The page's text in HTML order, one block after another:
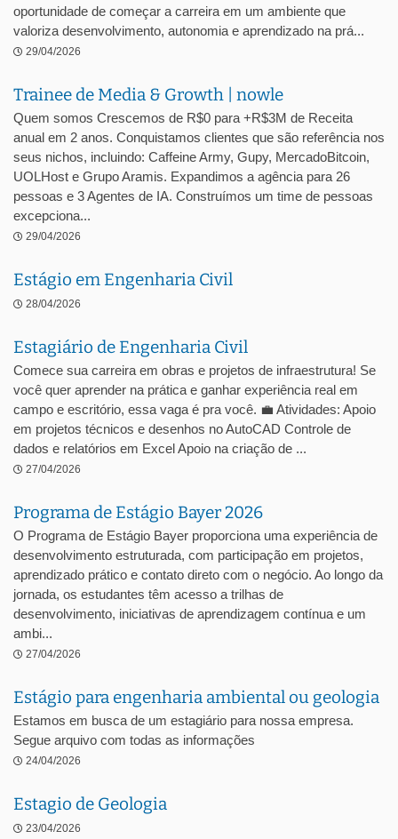
oportunidade de começar a carreira em um ambiente que
valoriza desenvolvimento, autonomia e aprendizado na prá...
29/04/2026
Trainee de Media & Growth | nowle
Quem somos Crescemos de R$0 para +R$3M de Receita
anual em 2 anos. Conquistamos clientes que são referência nos
seus nichos, incluindo: Caffeine Army, Gupy, MercadoBitcoin,
UOLHost e Grupo Aramis. Expandimos a agência para 26
pessoas e 3 Agentes de IA. Construímos um time de pessoas
excepciona...
29/04/2026
Estágio em Engenharia Civil
28/04/2026
Estagiário de Engenharia Civil
Comece sua carreira em obras e projetos de infraestrutura! Se
você quer aprender na prática e ganhar experiência real em
campo e escritório, essa vaga é pra você. 💼 Atividades: Apoio
em projetos técnicos e desenhos no AutoCAD Controle de
dados e relatórios em Excel Apoio na criação de ...
27/04/2026
Programa de Estágio Bayer 2026
O Programa de Estágio Bayer proporciona uma experiência de
desenvolvimento estruturada, com participação em projetos,
aprendizado prático e contato direto com o negócio. Ao longo da
jornada, os estudantes têm acesso a trilhas de
desenvolvimento, iniciativas de aprendizagem contínua e um
ambi...
27/04/2026
Estágio para engenharia ambiental ou geologia
Estamos em busca de um estagiário para nossa empresa.
Segue arquivo com todas as informações
24/04/2026
Estagio de Geologia
23/04/2026